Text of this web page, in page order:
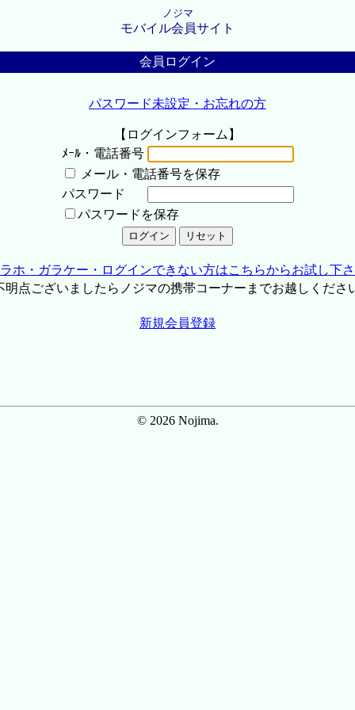
ノジマ
モバイル会員サイト
会員ログイン
パスワード未設定・お忘れの方
【ログインフォーム】
ﾒｰﾙ・電話番号
メール・電話番号を保存
パスワード
パスワードを保存
ホ・ガラケー・ログインできない方はこちらからお試し下
点ございましたらノジマの携帯コーナーまでお越しくださ
新規会員登録
© 2026 Nojima.